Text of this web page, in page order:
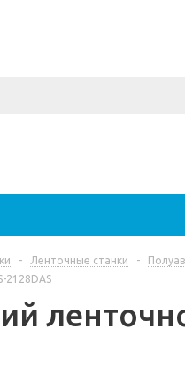
- Ленточные станки -
2128DAS